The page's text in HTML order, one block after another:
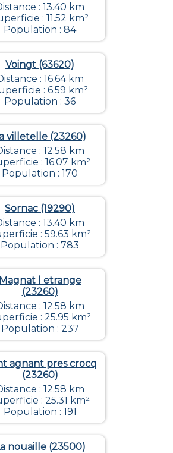
: 13.40 km
: 11.52 km²
Population : 84
Voingt (63620)
: 16.64 km
: 6.59 km²
Population : 36
villetelle (23260)
: 12.58 km
: 16.07 km²
Population : 170
Sornac (19290)
: 13.40 km
: 59.63 km²
Population : 783
Magnat l etrange
(23260)
: 12.58 km
: 25.95 km²
Population : 237
agnant pres crocq
(23260)
: 12.58 km
: 25.31 km²
Population : 191
nouaille (23500)